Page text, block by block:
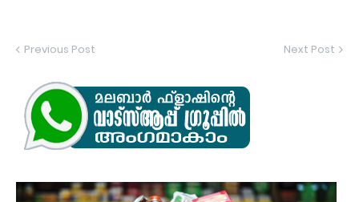
Previous Post Next Post